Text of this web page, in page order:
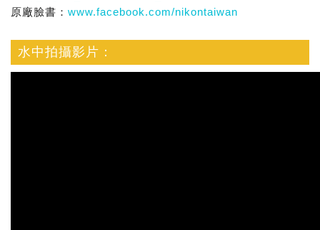
原廠臉書： www.facebook.com/nikontaiwan
水中拍攝影片：